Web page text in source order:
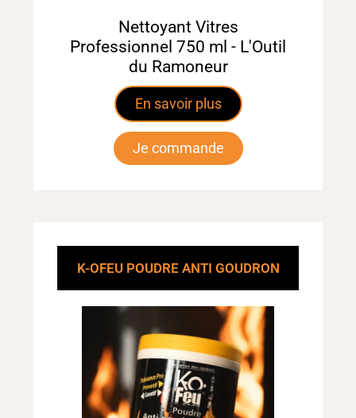
Nettoyant Vitres
Professionnel 750 ml - L'Outil
du Ramoneur
En savoir plus
Je commande
K-OFEU POUDRE ANTI GOUDRON